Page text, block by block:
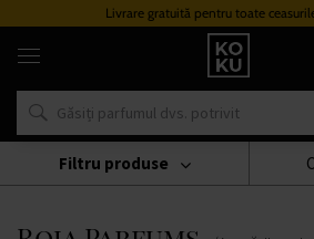
Livrare gratuită pentru toate
Parfumuri
ceasuri
originale
într-
singur
loc
Branduri Roja Parfums
Filtru produse